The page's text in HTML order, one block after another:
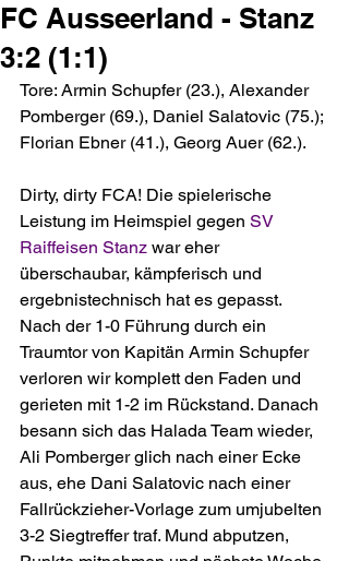
FC Ausseerland - Stanz
3:2 (1:1)
Tore: Armin Schupfer (23.), Alexander
Pomberger (69.), Daniel Salatovic (75.);
Florian Ebner (41.), Georg Auer (62.).
Dirty, dirty FCA! Die spielerische
Leistung im Heimspiel gegen SV
Raiffeisen Stanz war eher
überschaubar, kämpferisch und
ergebnistechnisch hat es gepasst.
Nach der 1-0 Führung durch ein
Traumtor von Kapitän Armin Schupfer
verloren wir komplett den Faden und
gerieten mit 1-2 im Rückstand. Danach
besann sich das Halada Team wieder,
Ali Pomberger glich nach einer Ecke
aus, ehe Dani Salatovic nach einer
Fallrückzieher-Vorlage zum umjubelten
3-2 Siegtreffer traf. Mund abputzen,